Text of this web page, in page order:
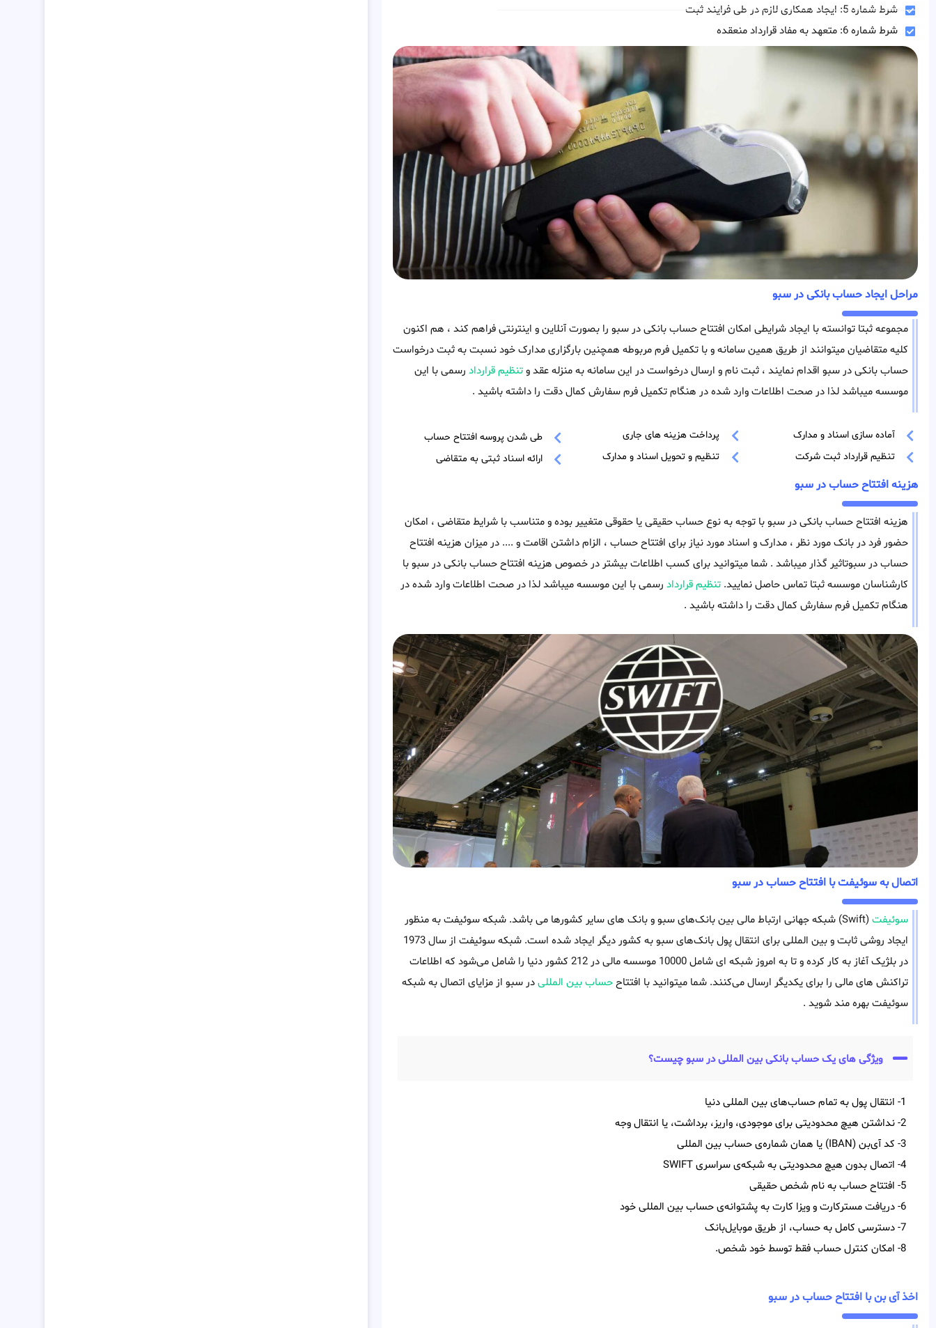
شرط شماره 5: ایجاد همکاری لازم در طی فرایند ثبت
شرط شماره 6: متعهد به مفاد قرارداد منعقده
مراحل ایجاد حساب بانکی در سبو
مجموعه ثبتا توانسته با ایجاد شرایطی امکان افتتاح حساب بانکی در سبو را بصورت آنلاین و اینترنتی فراهم کند ، هم اکنون
کلیه متقاضیان میتوانند از طریق همین سامانه و با تکمیل فرم مربوطه همچنین بارگزاری مدارک خود نسبت به ثبت درخواست
حساب بانکی در سبو اقدام نمایند ، ثبت نام و ارسال درخواست در این سامانه به منزله عقد وتنظیم قرارداد رسمی با این
موسسه میباشد لذا در صحت اطلاعات وارد شده در هنگام تکمیل فرم سفارش کمال دقت را داشته باشید .
آماده سازی اسناد و مدارک
تنظیم قرارداد ثبت شرکت
پرداخت هزینه های جاری
تنظیم و تحویل اسناد و مدارک
طی شدن پروسه افتتاح حساب
ارائه اسناد ثبتی به متقاضی
هزینه افتتاح حساب در سبو
هزینه افتتاح حساب بانکی در سبو با توجه به نوع حساب حقیقی یا حقوقی متغییر بوده و متناسب با شرایط متقاضی ، امکان
حضور فرد در بانک مورد نظر ، مدارک و اسناد مورد نیاز برای افتتاح حساب ، الزام داشتن اقامت و .... در میزان هزینه افتتاح
حساب در سبوتاثیر گذار میباشد . شما میتوانید برای کسب اطلاعات بیشتر در خصوص هزینه افتتاح حساب بانکی در سبو با
کارشناسان موسسه ثبتا تماس حاصل نمایید. تنظیم قرارداد رسمی با این موسسه میباشد لذا در صحت اطلاعات وارد شده در
هنگام تکمیل فرم سفارش کمال دقت را داشته باشید .
اتصال به سوئیفت با افتتاح حساب در سبو
سوئیفت
(Swift) شبکه جهانی ارتباط‌ مالی بین بانک‌های سبو و بانک های سایر کشورها می باشد. شبکه سوئیفت به منظور
ایجاد روشی ثابت و بین المللی برای انتقال پول بانک‌های سبو به کشور دیگر ایجاد شده است. شبکه سوئیفت از سال 1973
در بلژیک آغاز به کار کرده و تا به امروز شبکه ای شامل 10000 موسسه مالی در 212 کشور دنیا را شامل می‌شود که اطلاعات
تراکنش های مالی را برای یکدیگر ارسال می‌کنند. شما میتوانید با افتتاححساب بین المللیدر سبو از مزایای اتصال به شبکه
سوئیفت بهره مند شوید .
ویژگی های یک حساب بانکی بین المللی در سبو چیست؟
1- انتقال پول به تمام حساب‌‌های بین‌‌ المللی دنیا
2- نداشتن هیچ محدودیتی برای موجودی، واریز، برداشت، یا انتقال وجه
3- کد آی‌‌بن (IBAN) یا همان شماره‌ی حساب بین‌ المللی
4- اتصال بدون هیچ محدودیتی به شبکه‌ی سراسری SWIFT
5- افتتاح حساب به نام شخص حقیقی
6- دریافت مسترکارت و ویزا کارت به پشتوانه‌ی حساب بین المللی خود
7- دسترسی کامل به حساب، از طریق موبایل‌بانک
8- امکان کنترل حساب فقط توسط خود شخص.
اخذ آی بن با افتتاح حساب در سبو